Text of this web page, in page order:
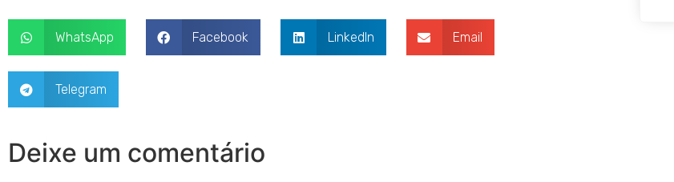
WhatsApp Facebook LinkedIn Email
Telegram
Deixe um comentário